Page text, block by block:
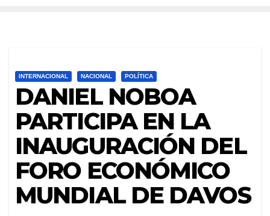
INTERNACIONAL NACIONAL POLÍTICA
DANIEL NOBOA
PARTICIPA EN LA
INAUGURACIÓN DEL
FORO ECONÓMICO
MUNDIAL DE DAVOS